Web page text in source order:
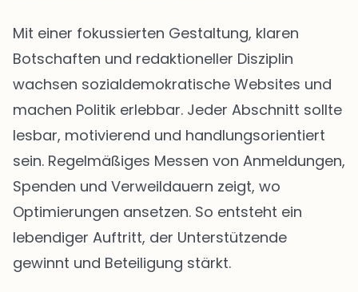
Mit einer fokussierten Gestaltung, klaren
Botschaften und redaktioneller Disziplin
wachsen sozialdemokratische Websites und
machen Politik erlebbar. Jeder Abschnitt sollte
lesbar, motivierend und handlungsorientiert
sein. Regelmäßiges Messen von Anmeldungen,
Spenden und Verweildauern zeigt, wo
Optimierungen ansetzen. So entsteht ein
lebendiger Auftritt, der Unterstützende
gewinnt und Beteiligung stärkt.